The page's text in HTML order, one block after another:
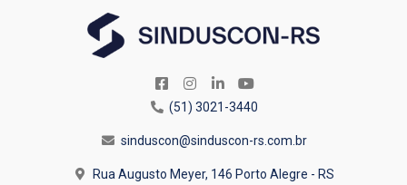
(51) 3021-3440
sinduscon@sinduscon-rs.com.br
Rua Augusto Meyer, 146 Porto Alegre - RS